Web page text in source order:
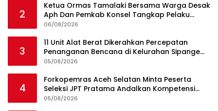
2
Ketua Ormas Tamalaki Bersama Warga Desak
Aph Dan Pemkab Konsel Tangkap Pelaku
Angkut Cangkang Sawit Overload, Truk PT KAP
06/08/2026
3
11 Unit Alat Berat Dikerahkan Percepatan
Penanganan Bencana di Kelurahan Sipange
Kecamatan Tukka
05/08/2026
4
Forkopemras Aceh Selatan Minta Peserta
Seleksi JPT Pratama Andalkan Kompetensi
dan Integritas, Bukan Kedekatan
05/08/2026